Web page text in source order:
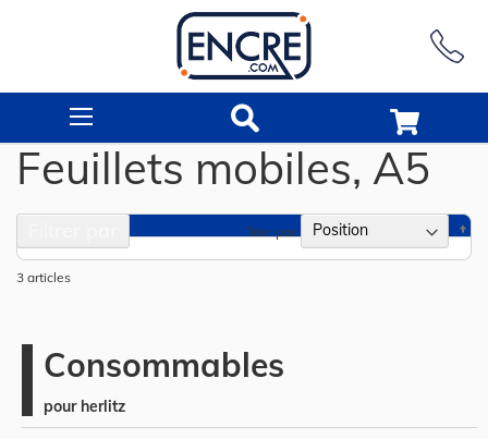
Feuillets mobiles, A5
3 articles
Trier par
Consommables
pour herlitz